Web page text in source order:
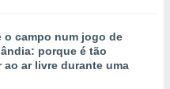
o campo num jogo de
porque é tão
ao ar livre durante uma